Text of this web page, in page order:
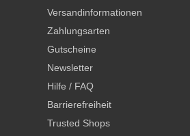
Versandinformationen
Zahlungsarten
Gutscheine
Newsletter
Hilfe / FAQ
Barrierefreiheit
Trusted Shops